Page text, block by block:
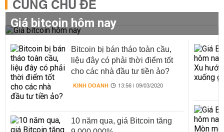
CÙNG CHỦ ĐỀ
Giá bitcoin hôm nay
Bitcoin bị bán tháo toàn cầu,
liệu đây có phải thời điểm tốt
cho các nhà đầu tư tiền ảo?
KINH DOANH 13:56 | 09/03/2020
10 năm qua, giá Bitcoin tăng